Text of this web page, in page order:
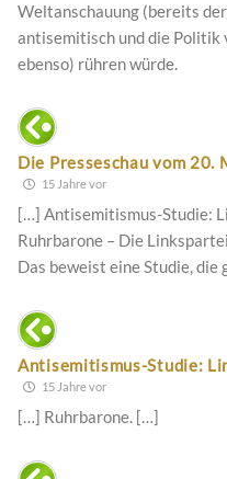
Weltanschauung (bereits
antisemitisch und die Politik
ebenso) rühren würde.
Die Presseschau vom
15 Jahre vor
[…] Antisemitismus-Studie:
Ruhrbarone – Die
Das beweist eine Studie, die
Antisemitismus-Studie:
15 Jahre vor
[…] Ruhrbarone. […]